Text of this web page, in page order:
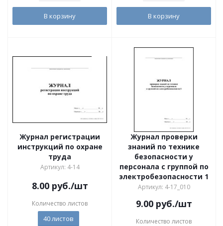
В корзину В корзину
Журнал регистрации
инструкций по охране
труда
Артикул: 4-14
8.00руб./шт
Количество листов
40 листов
Журнал проверки
знаний по технике
безопасности у
персонала с группой по
электробезопасности 1
Артикул: 4-17_010
9.00руб./шт
Количество листов